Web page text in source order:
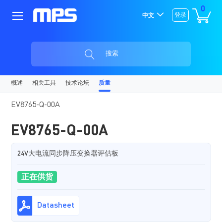
0
登录
中文
搜索
概述 相关工具 技术论坛 质量
EV8765-Q-00A
EV8765-Q-00A
24V大电流同步降压变换器评估板
正在供货
Datasheet